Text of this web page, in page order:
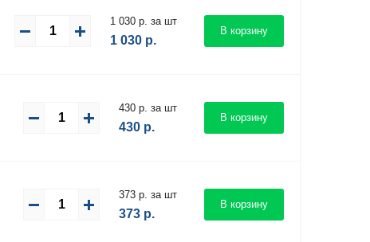
1 030 р. за шт
1 030 р.
В корзину
430 р. за шт
430 р.
В корзину
373 р. за шт
373 р.
В корзину